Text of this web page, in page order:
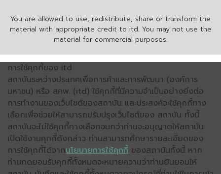
You are allowed to use, redistribute, share or transform the
material with appropriate credit to itd. You may not use the
material for commercial purposes.
การใช้คุกกี้ของ itd
สถาบันระหว่างประเทศเพื่อการค้าและการพัฒนา (องค์การ
มหาชน) หรือ สคพ. (itd) ใช้คุกกี้ที่มีความจำเป็นอย่างยิ่งต่อ
การทำงานของเว็บไซต์ของสถาบัน และประสงค์จะใช้คุกกี้ทาง
เลือกเพื่อช่วยให้สามารถปรับปรุงเว็บไซต์ของ สถาบัน ทั้งนี้
สถาบันจะไม่ใช้คุกกี้ทางเลือกจนกว่าท่านจะอนุญาตให้สถาบัน
เปิดใช้งานคุกกี้ดังกล่าว ท่านสามารถศึกษารายละเอียดของ
การใช้คุกกี้ได้จากนโยบายการใช้คุกกี้ ของสถาบันทั้งนี้ หาก
ท่านกดยอมรับคุกกี้ทั้งหมดจะหมายความว่าท่านยินยอมให้